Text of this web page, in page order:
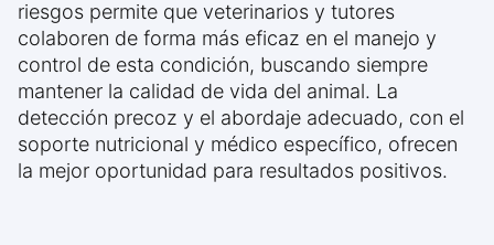
riesgos permite que veterinarios y tutores
colaboren de forma más eficaz en el manejo y
control de esta condición, buscando siempre
mantener la calidad de vida del animal. La
detección precoz y el abordaje adecuado, con el
soporte nutricional y médico específico, ofrecen
la mejor oportunidad para resultados positivos.